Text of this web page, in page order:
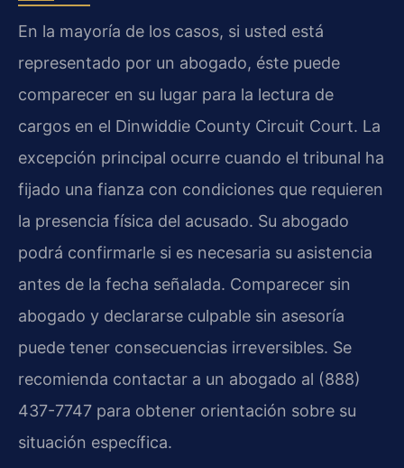
En la mayoría de los casos, si usted está
representado por un abogado, éste puede
comparecer en su lugar para la lectura de
cargos en el Dinwiddie County Circuit Court. La
excepción principal ocurre cuando el tribunal ha
fijado una fianza con condiciones que requieren
la presencia física del acusado. Su abogado
podrá confirmarle si es necesaria su asistencia
antes de la fecha señalada. Comparecer sin
abogado y declararse culpable sin asesoría
puede tener consecuencias irreversibles. Se
recomienda contactar a un abogado al (888)
437-7747 para obtener orientación sobre su
situación específica.